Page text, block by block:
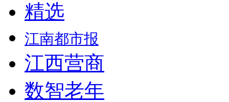
精选
江南都市报
江西营商
数智老年